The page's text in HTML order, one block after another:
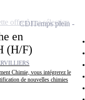
en
(H/F)
Chimie, vous intégrerez le
de nouvelles chimies
CDITemps plein
offre à ma sélection